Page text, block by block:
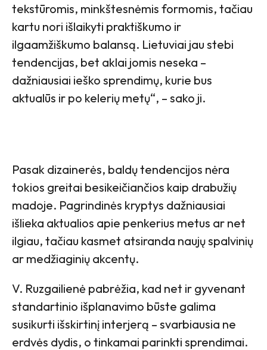
tekstūromis, minkštesnėmis formomis, tačiau
kartu nori išlaikyti praktiškumo ir
ilgaamžiškumo balansą. Lietuviai jau stebi
tendencijas, bet aklai jomis neseka –
dažniausiai ieško sprendimų, kurie bus
aktualūs ir po kelerių metų“, – sako ji.
Pasak dizainerės, baldų tendencijos nėra
tokios greitai besikeičiančios kaip drabužių
madoje. Pagrindinės kryptys dažniausiai
išlieka aktualios apie penkerius metus ar net
ilgiau, tačiau kasmet atsiranda naujų spalvinių
ar medžiaginių akcentų.
V. Ruzgailienė pabrėžia, kad net ir gyvenant
standartinio išplanavimo būste galima
susikurti išskirtinį interjerą – svarbiausia ne
erdvės dydis, o tinkamai parinkti sprendimai.